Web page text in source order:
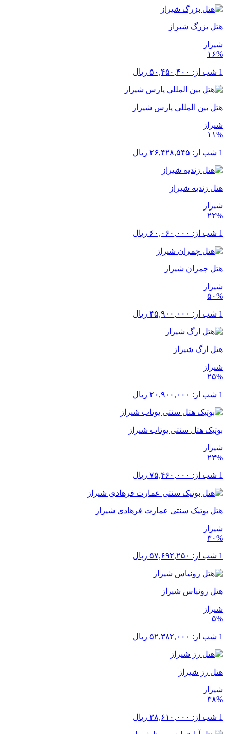
هتل بزرگ شیراز
شیراز
۱۶%
1 شب از: ۵۰,۴۵۰,۴۰۰ ریال
هتل بین المللی پارس شیراز
شیراز
۱۱%
1 شب از: ۲۶,۴۲۸,۵۴۵ ریال
هتل زندیه شیراز
شیراز
۲۲%
1 شب از: ۶۰,۰۶۰,۰۰۰ ریال
هتل چمران شیراز
شیراز
۵۰%
1 شب از: ۴۵,۹۰۰,۰۰۰ ریال
هتل ارگ شیراز
شیراز
۲۵%
1 شب از: ۲۰,۹۰۰,۰۰۰ ریال
بوتیک هتل سنتی یوتاب شیراز
شیراز
۲۳%
1 شب از: ۷۵,۴۶۰,۰۰۰ ریال
هتل بوتیک سنتی عمارت فرهادی شیراز
شیراز
۳۰%
1 شب از: ۵۷,۶۹۲,۲۵۰ ریال
هتل رونیاس شیراز
شیراز
۵%
1 شب از: ۵۲,۳۸۲,۰۰۰ ریال
هتل رز شیراز
شیراز
۳۸%
1 شب از: ۳۸,۶۱۰,۰۰۰ ریال